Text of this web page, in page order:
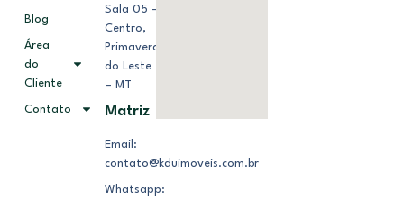
Blog
Área
do
Cliente
Contato
Sala 05 –
Centro,
Primavera
do Leste
– MT
Matriz
Email:
contato@kduimoveis.com.br
Whatsapp: